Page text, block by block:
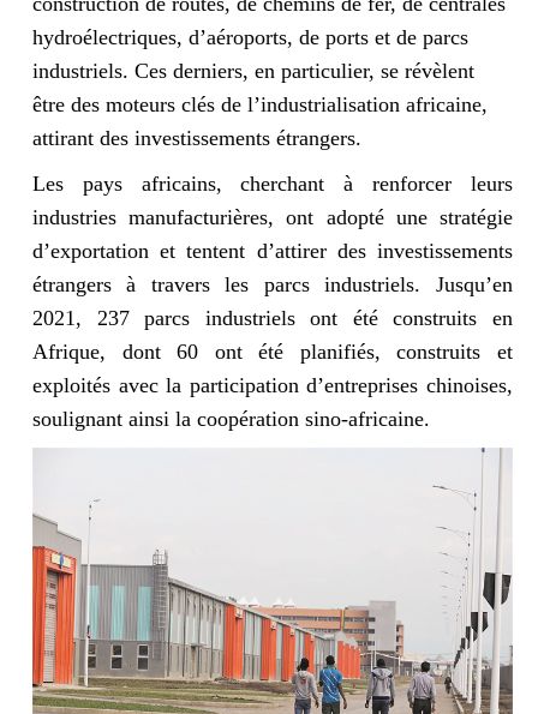
hydroélectriques, d’aéroports, de ports et de parcs
industriels. Ces derniers, en particulier, se révèlent
être des moteurs clés de l’industrialisation africaine,
attirant des investissements étrangers.
Les pays africains, cherchant à renforcer leurs
industries manufacturières, ont adopté une stratégie
d’exportation et tentent d’attirer des investissements
étrangers à travers les parcs industriels. Jusqu’en
2021, 237 parcs industriels ont été construits en
Afrique, dont 60 ont été planifiés, construits et
exploités avec la participation d’entreprises chinoises,
soulignant ainsi la coopération sino-africaine.